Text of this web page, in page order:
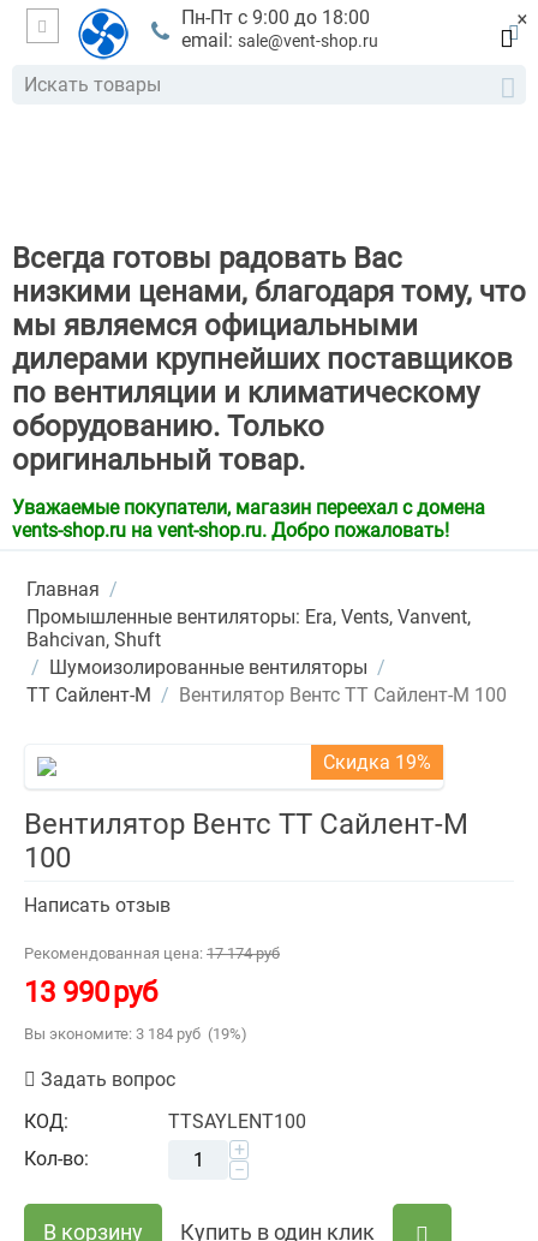
Пн-Пт с 9:00 до 18:00
email: sale@vent-shop.ru
Всегда готовы радовать Вас
низкими ценами, благодаря тому, что
мы являемся официальными
дилерами крупнейших поставщиков
по вентиляции и климатическому
оборудованию. Только
оригинальный товар.
Уважаемые покупатели, магазин переехал с домена
vents-shop.ru на vent-shop.ru. Добро пожаловать!
Главная /
Промышленные вентиляторы: Era, Vents, Vanvent,
Bahcivan, Shuft
/ Шумоизолированные вентиляторы /
ТТ Сайлент-М / Вентилятор Вентс ТТ Сайлент-М 100
Скидка 19%
Вентилятор Вентс ТТ Сайлент-М
100
Написать отзыв
Рекомендованная цена: 17 174 руб
13 990руб
Вы экономите: 3 184 руб (19%)
Задать вопрос
КОД:
TTSAYLENT100
Кол-во:
+
−
В корзину Купить в один клик
×